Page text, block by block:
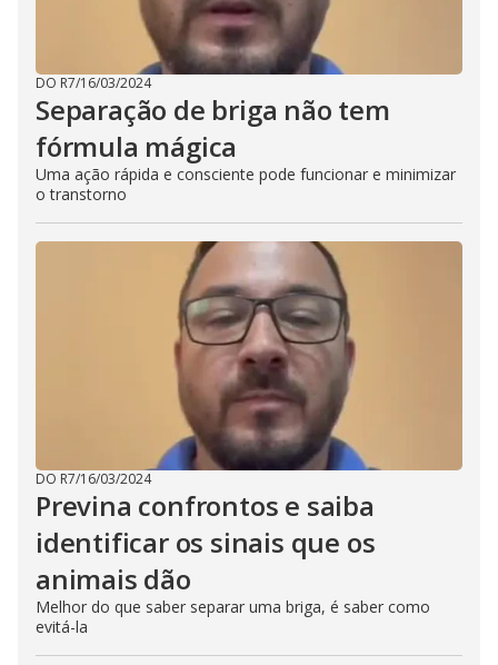
DO R7/16/03/2024
Separação de briga não tem
fórmula mágica
Uma ação rápida e consciente pode funcionar e minimizar
o transtorno
DO R7/16/03/2024
Previna confrontos e saiba
identificar os sinais que os
animais dão
Melhor do que saber separar uma briga, é saber como
evitá-la